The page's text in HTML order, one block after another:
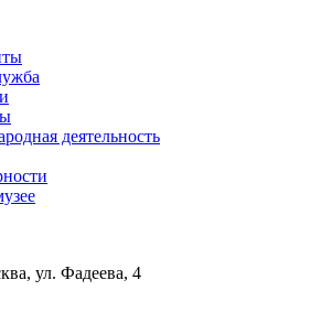
деятельность
ул. Фадеева, 4